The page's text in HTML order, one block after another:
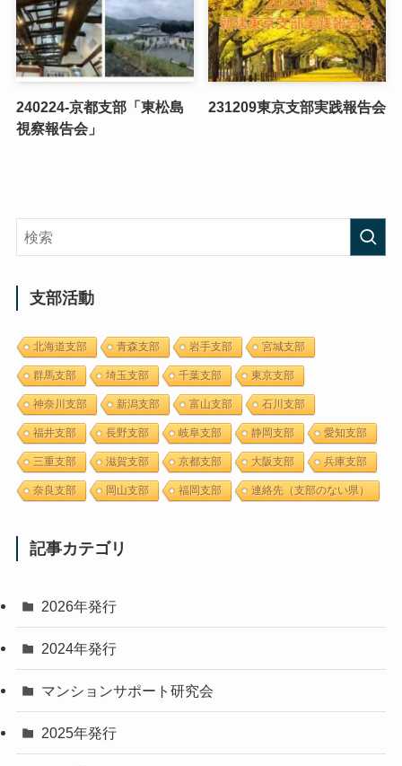
240224-京都支部「東松島
視察報告会」
231209東京支部実践報告会
支部活動
北海道支部 青森支部 岩手支部 宮城支部
群馬支部 埼玉支部 千葉支部 東京支部
神奈川支部 新潟支部 富山支部 石川支部
福井支部 長野支部 岐阜支部 静岡支部 愛知支部
三重支部 滋賀支部 京都支部 大阪支部 兵庫支部
奈良支部 岡山支部 福岡支部 連絡先（支部のない県）
記事カテゴリ
2026年発行
2024年発行
マンションサポート研究会
2025年発行